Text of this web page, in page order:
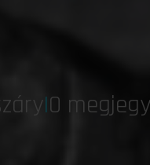
|0